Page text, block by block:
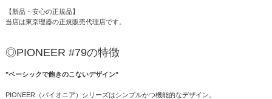
【新品・安心の正規品】
当店は東京理器の正規販売代理店です。
◎PIONEER #79の特徴
"ベーシックで飽きのこないデザイン"
PIONEER（パイオニア）シリーズはシンプルかつ機能的なデザイン。